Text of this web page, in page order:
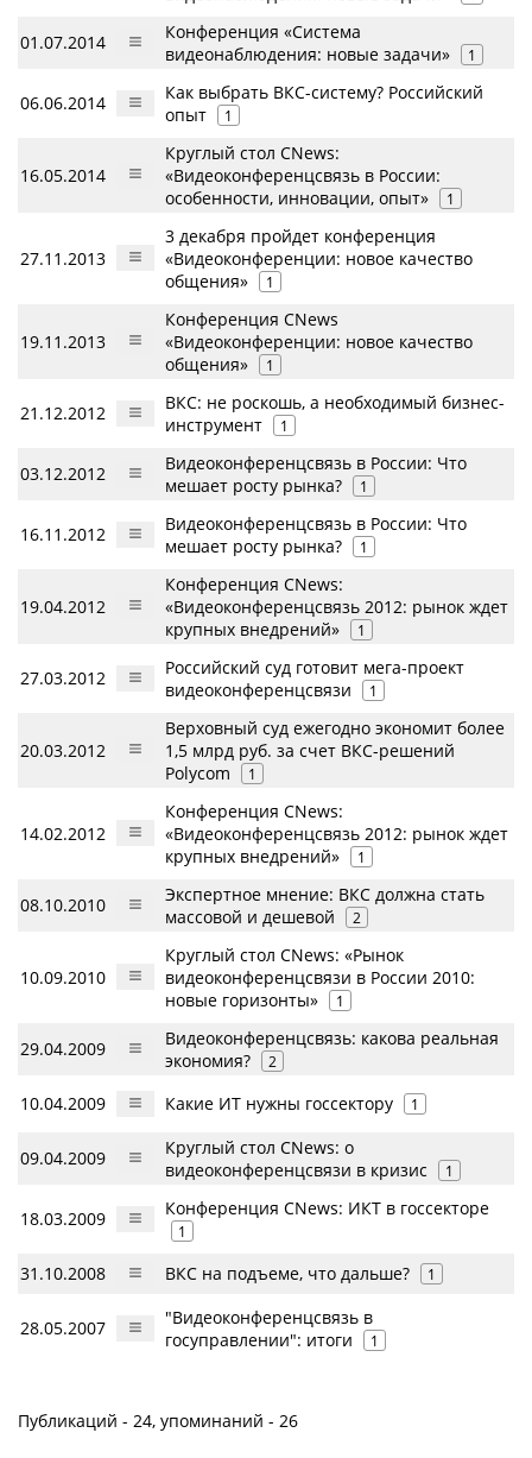
01.07.2014
Конференция «Система
видеонаблюдения: новые задачи»
1
06.06.2014
Как выбрать ВКС-систему? Российский
опыт
1
16.05.2014
Круглый стол CNews:
«Видеоконференцсвязь в России:
особенности, инновации, опыт»
1
27.11.2013
3 декабря пройдет конференция
«Видеоконференции: новое качество
общения»
1
19.11.2013
Конференция CNews
«Видеоконференции: новое качество
общения»
1
21.12.2012
ВКС: не роскошь, а необходимый бизнес-
инструмент
1
03.12.2012
Видеоконференцсвязь в России: Что
мешает росту рынка?
1
16.11.2012
Видеоконференцсвязь в России: Что
мешает росту рынка?
1
19.04.2012
Конференция CNews:
«Видеоконференцсвязь 2012: рынок ждет
крупных внедрений»
1
27.03.2012
Российский суд готовит мега-проект
видеоконференцсвязи
1
20.03.2012
Верховный суд ежегодно экономит более
1,5 млрд руб. за счет ВКС-решений
Polycom
1
14.02.2012
Конференция CNews:
«Видеоконференцсвязь 2012: рынок ждет
крупных внедрений»
1
08.10.2010
Экспертное мнение: ВКС должна стать
массовой и дешевой
2
10.09.2010
Круглый стол CNews: «Рынок
видеоконференцсвязи в России 2010:
новые горизонты»
1
29.04.2009
Видеоконференцсвязь: какова реальная
экономия?
2
10.04.2009 Какие ИТ нужны госсектору 1
09.04.2009
Круглый стол CNews: о
видеоконференцсвязи в кризис
1
18.03.2009 Конференция CNews: ИКТ в госсекторе
1
31.10.2008 ВКС на подъеме, что дальше? 1
28.05.2007
"Видеоконференцсвязь в
госуправлении": итоги
1
Публикаций - 24, упоминаний - 26